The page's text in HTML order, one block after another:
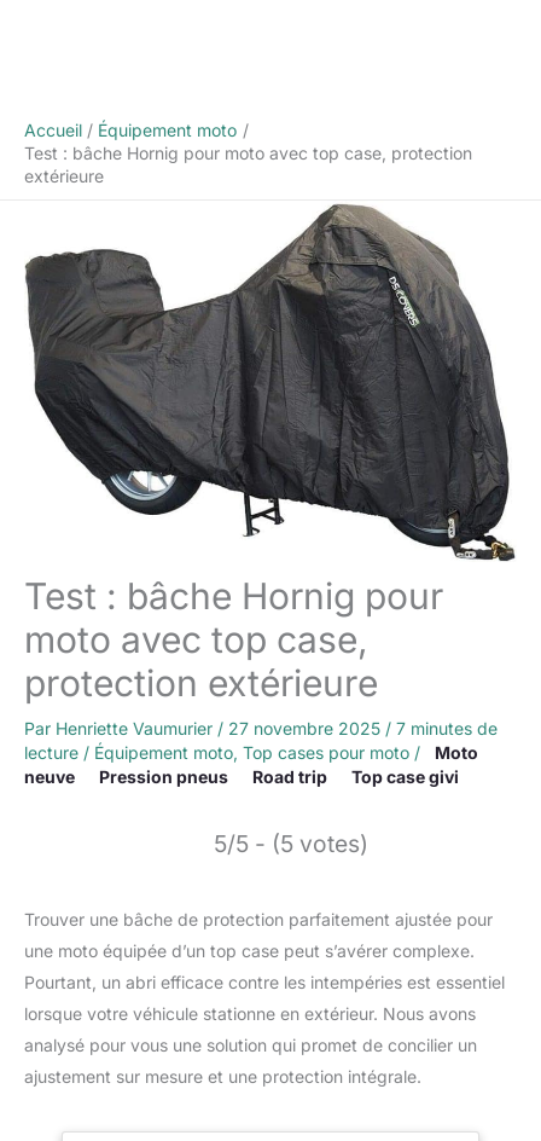
Accueil
Équipement moto
Test : bâche Hornig pour moto avec top case, protection
extérieure
Test : bâche Hornig pour
moto avec top case,
protection extérieure
Par Henriette Vaumurier / 27 novembre 2025 / 7 minutes de
lecture / Équipement moto, Top cases pour moto /
Moto
neuve
Pression pneus Road trip Top case givi
5/5 - (5 votes)
Trouver une bâche de protection parfaitement ajustée pour
une moto équipée d’un top case peut s’avérer complexe.
Pourtant, un abri efficace contre les intempéries est essentiel
lorsque votre véhicule stationne en extérieur. Nous avons
analysé pour vous une solution qui promet de concilier un
ajustement sur mesure et une protection intégrale.